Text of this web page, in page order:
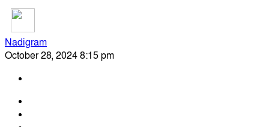
Nadigram
October 28, 2024 8:15 pm